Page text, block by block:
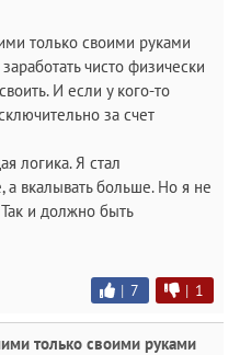
только своими руками
чисто физически
И если у кого-то
за счет
логика. Я стал
а вкалывать больше. Но я не
и должно быть
| 7 | 1
только своими руками